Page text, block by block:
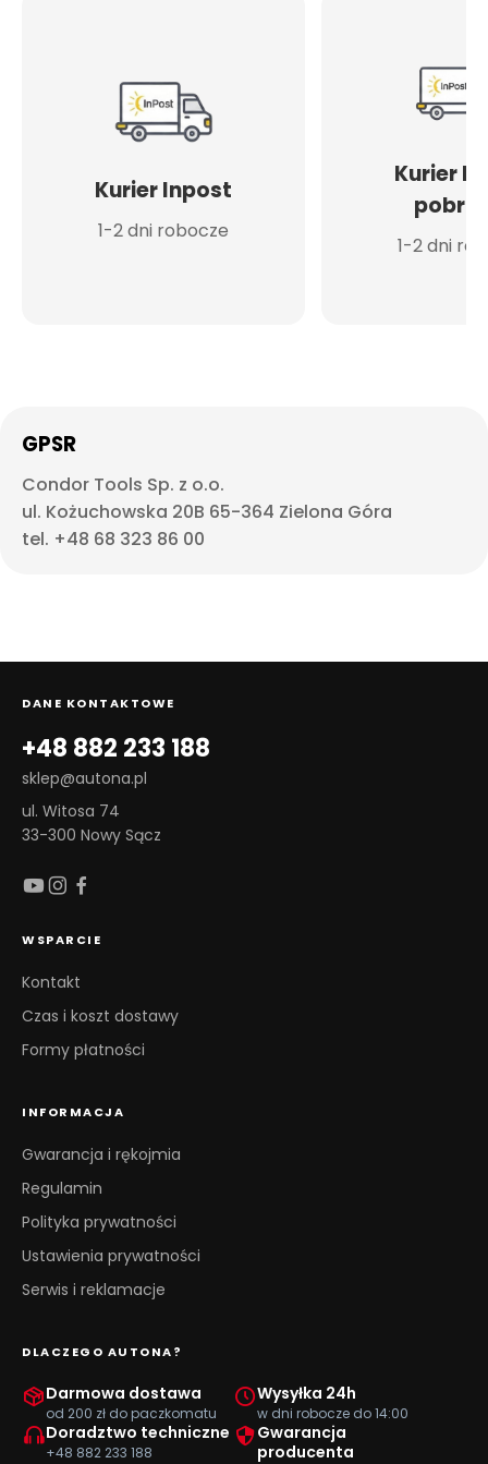
Kurier Inpost
1-2 dni robocze
Kurier
1-2 dni
GPSR
Condor Tools Sp. z o.o.
ul. Kożuchowska 20B 65-364 Zielona Góra
tel. +48 68 323 86 00
DANE KONTAKTOWE
+48 882 233 188
sklep@autona.pl
ul. Witosa 74
33-300 Nowy Sącz
WSPARCIE
Kontakt
Czas i koszt dostawy
Formy płatności
INFORMACJA
Gwarancja i rękojmia
Regulamin
Polityka prywatności
Ustawienia prywatności
Serwis i reklamacje
DLACZEGO AUTONA?
Darmowa dostawa
od 200 zł do paczkomatu
Wysyłka 24h
w dni robocze do 14:00
Doradztwo techniczne
+48 882 233 188
Gwarancja
producenta